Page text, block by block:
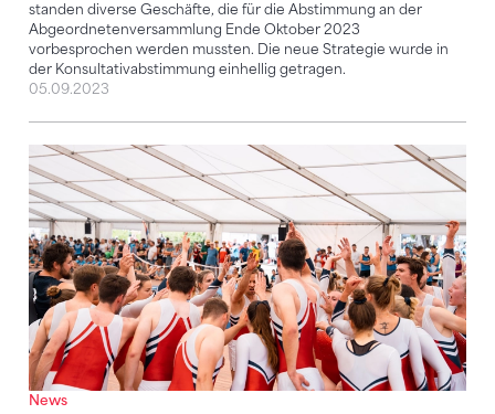
standen diverse Geschäfte, die für die Abstimmung an der
Abgeordnetenversammlung Ende Oktober 2023
vorbesprochen werden mussten. Die neue Strategie wurde in
der Konsultativabstimmung einhellig getragen.
05.09.2023
News
Leidenschaft und Teamgeist auf den Turnplätzen im